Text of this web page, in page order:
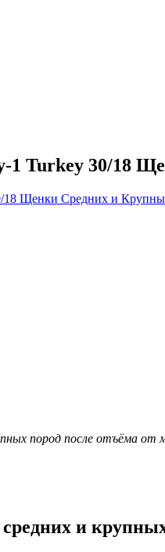
1 Turkey 30/18
пород после отъёма
и